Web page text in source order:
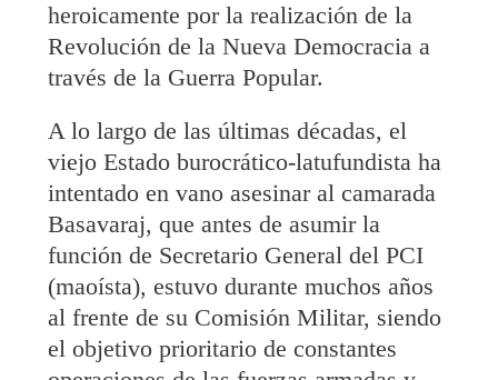
heroicamente por la realización de la
Revolución de la Nueva Democracia a
través de la Guerra Popular.
A lo largo de las últimas décadas, el
viejo Estado burocrático-latufundista ha
intentado en vano asesinar al camarada
Basavaraj, que antes de asumir la
función de Secretario General del PCI
(maoísta), estuvo durante muchos años
al frente de su Comisión Militar, siendo
el objetivo prioritario de constantes